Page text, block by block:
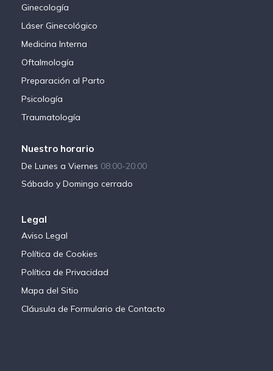
Ginecología
Láser Ginecológico
Medicina Interna
Oftalmología
Preparación al Parto
Psicología
Traumatología
Nuestro horario
De Lunes a Viernes 08:00-20:00
Sábado y Domingo cerrado
Legal
Aviso Legal
Política de Cookies
Política de Privacidad
Mapa del Sitio
Cláusula de Formulario de Contacto